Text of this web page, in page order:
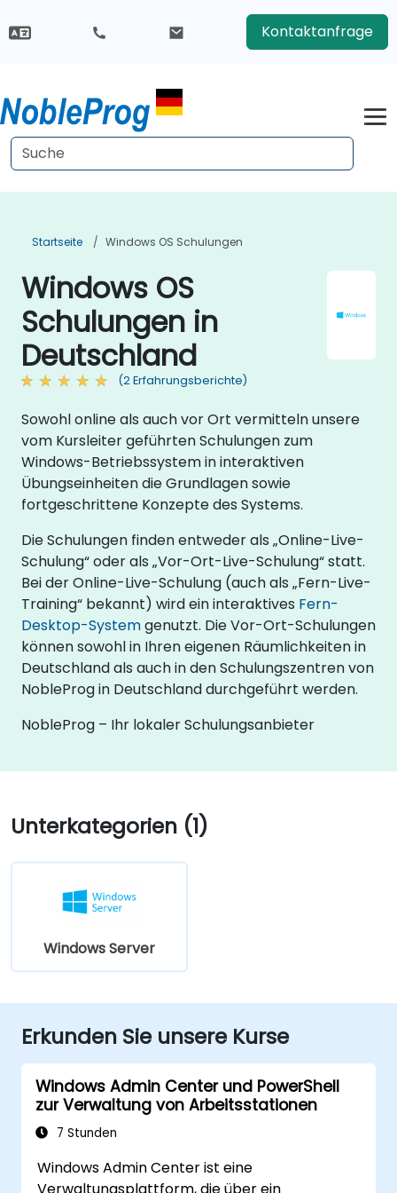
Kontaktanfrage
Startseite Windows OS Schulungen
Windows OS
Schulungen in
Deutschland
(2 Erfahrungsberichte)
Sowohl online als auch vor Ort vermitteln unsere
vom Kursleiter geführten Schulungen zum
Windows-Betriebssystem in interaktiven
Übungseinheiten die Grundlagen sowie
fortgeschrittene Konzepte des Systems.
Die Schulungen finden entweder als „Online-Live-
Schulung“ oder als „Vor-Ort-Live-Schulung“ statt.
Bei der Online-Live-Schulung (auch als „Fern-Live-
Training“ bekannt) wird ein interaktives Fern-
Desktop-Systemgenutzt. Die Vor-Ort-Schulungen
können sowohl in Ihren eigenen Räumlichkeiten in
Deutschland als auch in den Schulungszentren von
NobleProg in Deutschland durchgeführt werden.
NobleProg – Ihr lokaler Schulungsanbieter
Unterkategorien (1)
Windows Server
Erkunden Sie unsere Kurse
Windows Admin Center und PowerShell
zur Verwaltung von Arbeitsstationen
7 Stunden
Windows Admin Center ist eine
Verwaltungsplattform, die über ein